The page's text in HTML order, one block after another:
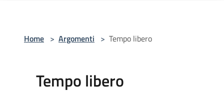
Home > Argomenti > Tempo libero
Tempo libero